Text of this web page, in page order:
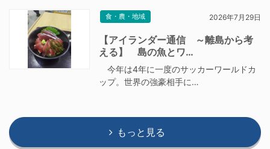
食・農・地域 2026年7月29日
【アイランダー通信 ～離島から考
える】 島の魚とワ…
今年は4年に一度のサッカーワールドカ
ップ。世界の強豪相手に…
もっと見る